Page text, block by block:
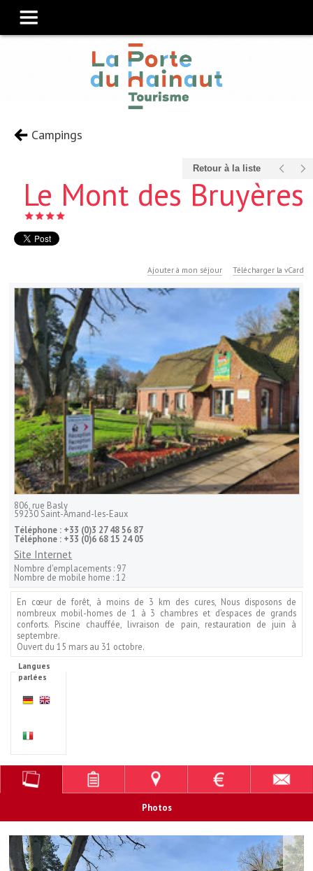
Campings
Retour à la liste
Le Mont des Bruyères
Ajouter à mon séjour Télécharger la vCard
806, rue Basly
59230 Saint-Amand-les-Eaux
Téléphone : +33 (0)3 27 48 56 87
Téléphone : +33 (0)6 68 15 24 05
Site Internet
Nombre d'emplacements : 97
Nombre de mobile home :12
En cœur de forêt, à moins de 3 km des cures, Nous disposons de
nombreux mobil-homes de 1 à 3 chambres et d’espaces de grands
conforts. Piscine chauffée, livraison de pain, restauration de juin à
septembre.
Ouvert du 15 mars au 31 octobre.
Langues
parlées
Photos